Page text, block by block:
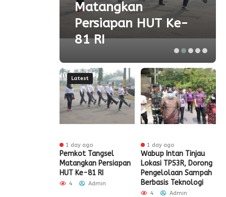
Matangkan
Persiapan HUT Ke-
81 RI
Latest
1 day ago
Pemkot Tangsel
Matangkan Persiapan
HUT Ke-81 RI
4 Admin
1 day ago
Wabup Intan Tinjau
Lokasi TPS3R, Dorong
Pengelolaan Sampah
Berbasis Teknologi
4 Admin